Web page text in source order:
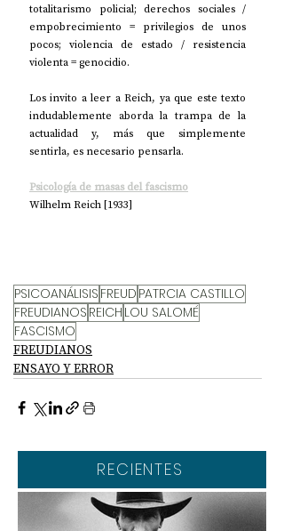
totalitarismo policial; derechos sociales /
empobrecimiento = privilegios de unos
pocos; violencia de estado / resistencia
violenta = genocidio.
Los invito a leer a Reich, ya que este texto
indudablemente aborda la trampa de la
actualidad y, más que simplemente
sentirla, es necesario pensarla.
Psicología de masas del fascismo
Wilhelm Reich [1933]
PSICOANÁLISIS FREUD PATRCIA CASTILLO
FREUDIANOS REICH LOU SALOMÉ
FASCISMO
FREUDIANOS
ENSAYO Y ERROR
RECIENTES